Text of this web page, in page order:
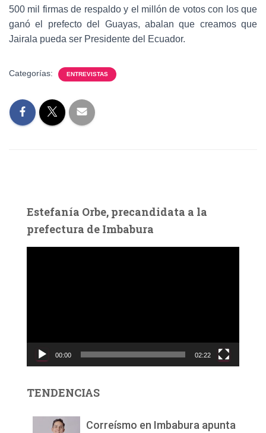
500 mil firmas de respaldo y el millón de votos con los que
ganó el prefecto del Guayas, abalan que creamos que
Jairala pueda ser Presidente del Ecuador.
Categorías: ENTREVISTAS
Estefanía Orbe, precandidata a la
prefectura de Imbabura
c
d
00:00 02:22
TENDENCIAS
Correísmo en Imbabura apunta